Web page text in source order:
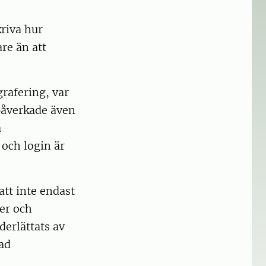
hur
än att
var
även
login är
inte endast
och
av